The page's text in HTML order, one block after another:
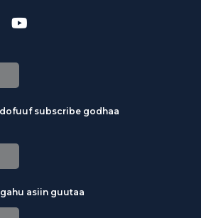
subscribe godhaa
asiin guutaa